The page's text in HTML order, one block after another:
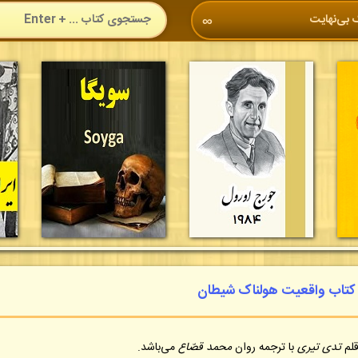
∞ بی‌نهایت
کتاب واقعیت هولناک شیطان
تدی تیریبا ترجمه روانمحمد قصّاعمی‌باشد.